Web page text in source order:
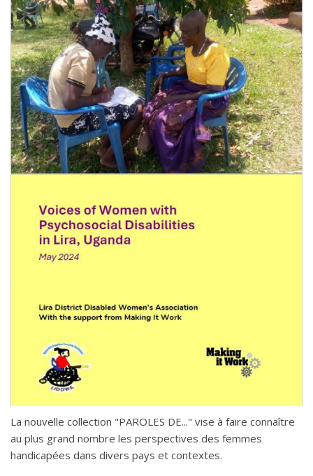
La nouvelle collection "PAROLES DE..." vise à faire connaître
au plus grand nombre les perspectives des femmes
handicapées dans divers pays et contextes.